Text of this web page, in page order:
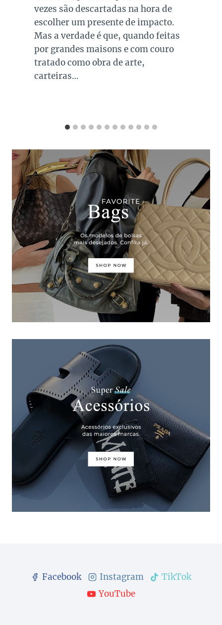
passaram pelas mãos de Meryl
Streep, Anne Hathaway, Emily Blunt
e Stanley Tucci, com uma exposição
pública…
Facebook Instagram
TikTok
YouTube